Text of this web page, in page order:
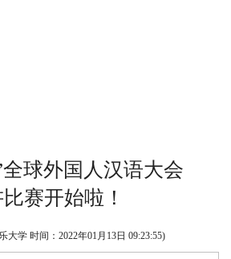
全球外国人汉语大会
赛开始啦！
大学 时间： 2022年01月13日 09:23:55)